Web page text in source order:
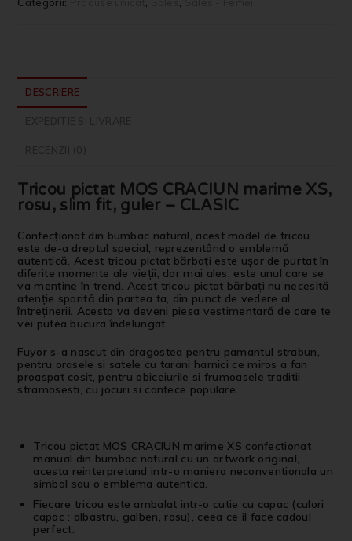
DESCRIERE
Tricou pictat MOS CRACIUN marime XS,
rosu, slim fit, guler – CLASIC
Confecționat din bumbac natural, acest model de tricou
este de-a dreptul special, reprezentând o emblemă
autentică. Acest tricou pictat bărbați este ușor de purtat în
diferite momente ale vieții, dar mai ales, este unul care se
va menține în trend. Acest tricou pictat bărbați nu necesită
atenție sporită din partea ta, din punct de vedere al
întreținerii. Acesta va deveni piesa vestimentară de care te
vei putea bucura îndelungat.
Fuyor s-a nascut din dragostea pentru pamantul strabun,
pentru orasele si satele cu tarani harnici ce miros a fan
proaspat cosit, pentru obiceiurile si frumoasele traditii
stramosesti, cu jocuri si cantece populare.
Tricou pictat MOS CRACIUN marime XS confectionat
manual din bumbac natural cu un artwork original,
acesta reinterpretand intr-o maniera neconventionala un
simbol sau o emblema autentica.
Fiecare tricou este ambalat intr-o cutie cu capac (culori
capac : albastru, galben, rosu), ceea ce il face cadoul
perfect.